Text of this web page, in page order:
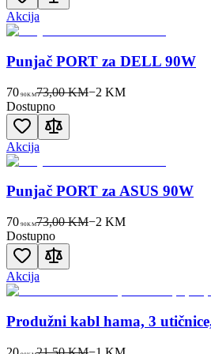
Akcija
Punjač PORT za DELL 90W
70 90KM73,00 KM−2 KM
Dostupno
Akcija
Punjač PORT za ASUS 90W
70 90KM73,00 KM−2 KM
Dostupno
Akcija
Produžni kabl hama, 3